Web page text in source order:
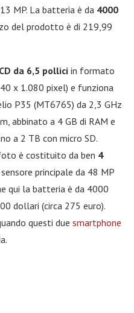
MP. La batteria è da 4000
del prodotto è di 219,99
da 6,5 pollici in formato
x 1.080 pixel) e funziona
P35 (MT6765) da 2,3 GHz
abbinato a 4 GB di RAM e
a 2 TB con micro SD.
è costituito da ben 4
principale da 48 MP
qui la batteria è da 4000
dollari (circa 275 euro).
questi due smartphone